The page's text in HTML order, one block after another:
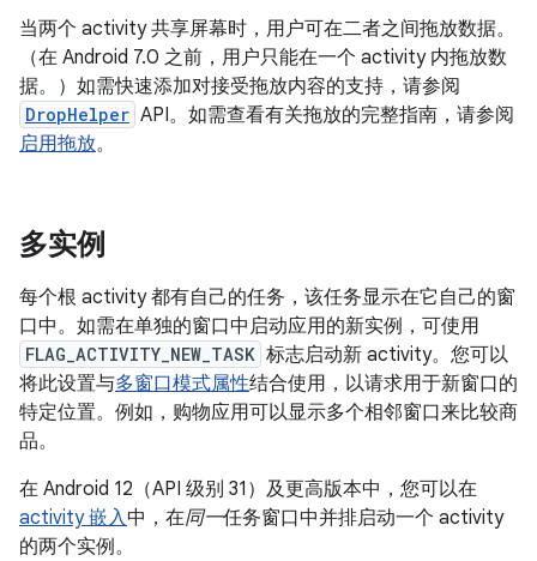
当两个 activity 共享屏幕时，用户可在二者之间拖放数据。
（在 Android 7.0 之前，用户只能在一个 activity 内拖放数
据。）如需快速添加对接受拖放内容的支持，请参阅
DropHelper API。如需查看有关拖放的完整指南，请参阅
启用拖放。
多实例
每个根 activity 都有自己的任务，该任务显示在它自己的窗
口中。如需在单独的窗口中启动应用的新实例，可使用
FLAG_ACTIVITY_NEW_TASK 标志启动新 activity。您可以
将此设置与多窗口模式属性结合使用，以请求用于新窗口的
特定位置。例如，购物应用可以显示多个相邻窗口来比较商
品。
在 Android 12（API 级别 31）及更高版本中，您可以在
activity 嵌入中，在同一任务窗口中并排启动一个 activity
的两个实例。